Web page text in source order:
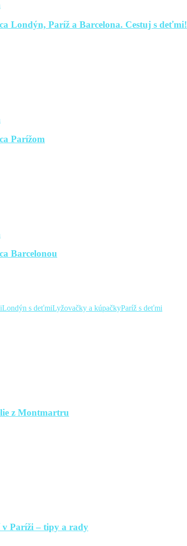
Londýn, Paríž a Barcelona. Cestuj s deťmi!
Parížom
Barcelonou
Londýn s deťmiLyžovačky a kúpačkyParíž s deťmi
z Montmartru
Paríži – tipy a rady